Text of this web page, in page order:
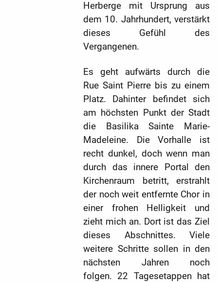
Herberge mit Ursprung aus
dem 10. Jahrhundert, verstärkt
dieses Gefühl des
Vergangenen.
Es geht aufwärts durch die
Rue Saint Pierre bis zu einem
Platz. Dahinter befindet sich
am höchsten Punkt der Stadt
die Basilika Sainte Marie-
Madeleine. Die Vorhalle ist
recht dunkel, doch wenn man
durch das innere Portal den
Kirchenraum betritt, erstrahlt
der noch weit entfernte Chor in
einer frohen Helligkeit und
zieht mich an. Dort ist das Ziel
dieses Abschnittes. Viele
weitere Schritte sollen in den
nächsten Jahren noch
folgen. 22 Tagesetappen hat